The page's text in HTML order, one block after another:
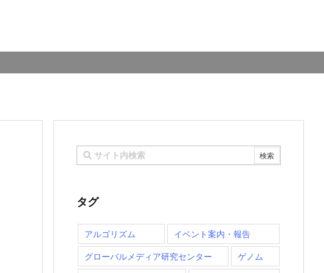
タグ
アルゴリズム イベント案内・報告
グローバルメディア研究センター ゲノム